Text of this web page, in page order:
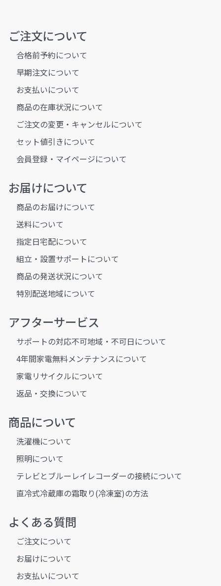
ご注文について
合格前予約について
早期注文について
お支払いについて
商品の在庫状況について
ご注文の変更・キャンセルについて
セット値引きについて
会員登録・マイページについて
お届けについて
商品のお届けについて
送料について
指定日宅配について
組立・設置サポートについて
商品の発送状況について
特別配送地域について
アフターサービス
サポートの対応不可地域・不可日について
4年間家電無料メンテナンスについて
家電リサイクルについて
返品・交換について
商品について
洗濯機について
照明について
テレビとブルーレイレコーダーの接続について
直冷式冷蔵庫の霜取り(冷凍室)の方法
よくある質問
ご注文について
お届けについて
お支払いについて